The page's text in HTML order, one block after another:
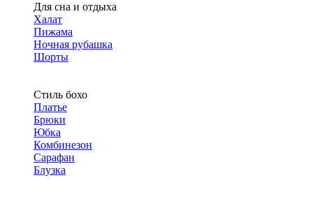
Для сна и отдыха
Халат
Пижама
Ночная рубашка
Шорты
Стиль бохо
Платье
Брюки
Юбка
Комбинезон
Сарафан
Блузка